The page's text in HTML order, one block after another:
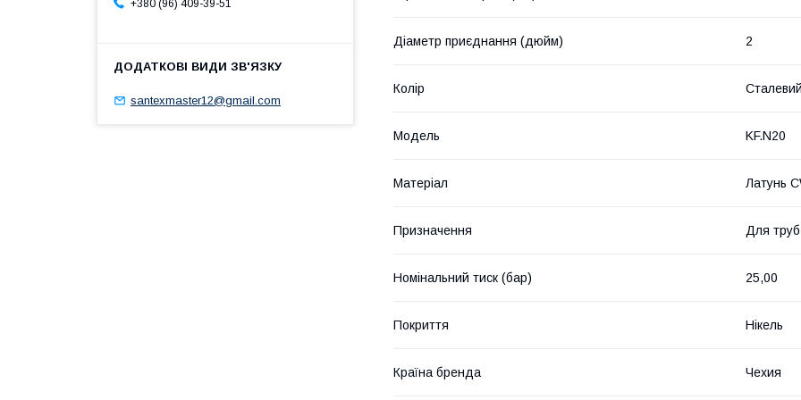
Діаметр приєднання (дюйм) 2
Колір Сталевий
Мoдель KF.N20
Матеріал Латунь
Призначення Для труб
Номінальний тиск (бар) 25,00
Покриття Нікель
Країна бренда Чехия
+380 (96) 409-39-51
santexmaster12@gmail.com